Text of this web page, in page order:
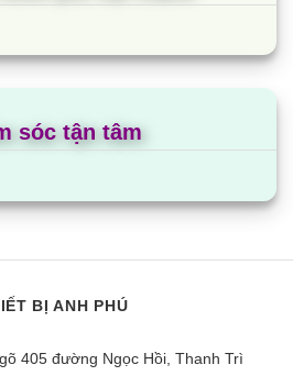
khí mát lạnh chỉ sau vài phút
điều hòa.
LG AMNQ24GTTA0
dễ chịu
cài đặt bằng cách tăng công
5°C chỉ trong 3 phút, mang
sóc tận tâm
BỊ ANH PHÚ
405 đường Ngọc Hồi, Thanh Trì